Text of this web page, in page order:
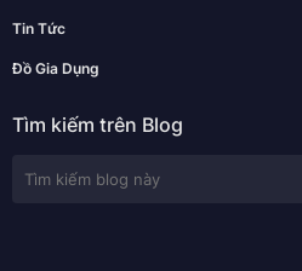
Tin Tức
Đồ Gia Dụng
Tìm kiếm trên Blog